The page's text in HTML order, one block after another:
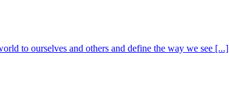
to ourselves and others and define the way we see [...]